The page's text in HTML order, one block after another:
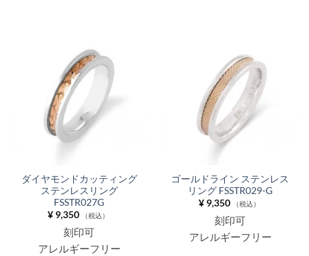
ダイヤモンドカッティング
ステンレスリング
FSSTR027G
¥9,350 （税込）
刻印可
アレルギーフリー
ゴールドライン ステンレス
リング FSSTR029-G
¥9,350 （税込）
刻印可
アレルギーフリー